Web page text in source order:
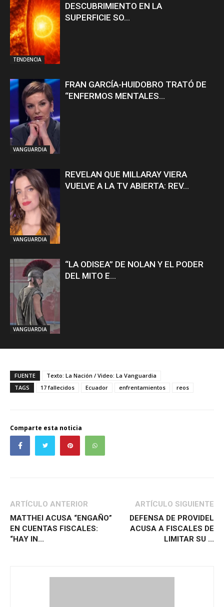
TENDENCIA
DESCUBRIMIENTO EN LA
SUPERFICIE SO...
VANGUARDIA
FRAN GARCÍA-HUIDOBRO TRATÓ DE
“ENFERMOS MENTALES...
VANGUARDIA
REVELAN QUE MILLARAY VIERA
VUELVE A LA TV ABIERTA: REV...
VANGUARDIA
“LA ODISEA” DE NOLAN Y EL PODER
DEL MITO E...
FUENTE
Texto: La Nación / Video: La Vanguardia
TAGS
17 fallecidos Ecuador enfrentamientos reos
Comparte esta noticia
ARTÍCULO ANTERIOR
MATTHEI ACUSA “ENGAÑO”
EN CUENTAS FISCALES:
“HAY IN...
ARTÍCULO SIGUIENTE
DEFENSA DE PROVIDEL
ACUSA A FISCALES DE
LIMITAR SU ...